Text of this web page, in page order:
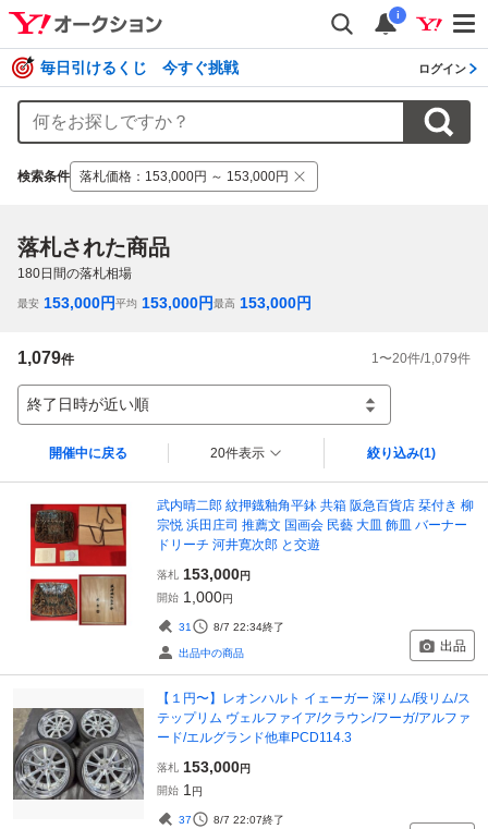
i
毎日引けるくじ 今すぐ挑戦 ログイン
検索条件 落札価格 ： 153,000円 ～ 153,000円
落札された商品
180日間の落札相場
最安 153,000円平均 153,000円最高 153,000円
1,079件 1〜20件/1,079件
終了日時が近い順
開催中に戻る 20件表示 絞り込み(1)
武内晴二郎 紋押鐡釉角平鉢 共箱 阪急百貨店 栞付き 柳
宗悦 浜田庄司 推薦文 国画会 民藝 大皿 飾皿 バーナー
ドリーチ 河井寛次郎 と交遊
落札 153,000円
開始 1,000円
31 8/7 22:34終了
出品中の商品 出品
【１円〜】レオンハルト イェーガー 深リム/段リム/ス
テップリム ヴェルファイア/クラウン/フーガ/アルファ
ード/エルグランド他車PCD114.3
落札 153,000円
開始 1 円
37 8/7 22:07終了